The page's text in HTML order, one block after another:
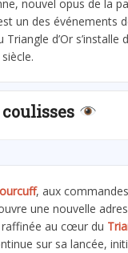
nouvel opus de la
un des événements
d’Or s’installe
siècle.
, aux
une nouvelle
au cœur du
sur sa lancée,